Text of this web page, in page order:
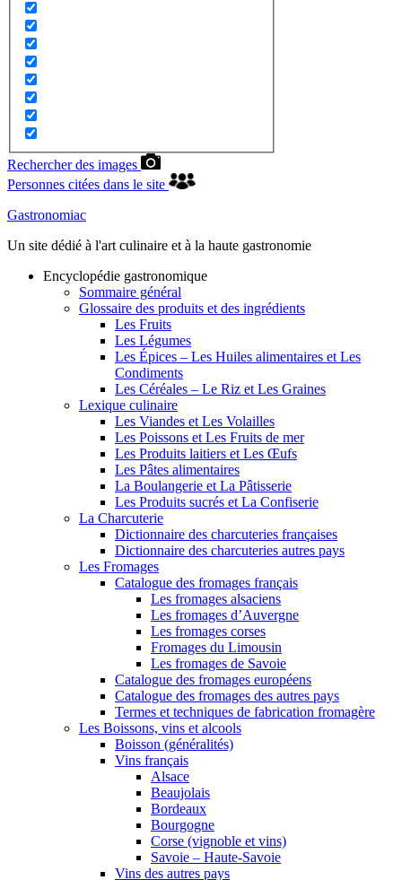
Rechercher des images
Personnes citées dans le site
Gastronomiac
Un site dédié à l'art culinaire et à la haute gastronomie
Encyclopédie gastronomique
Sommaire général
Glossaire des produits et des ingrédients
Les Fruits
Les Légumes
Les Épices – Les Huiles alimentaires et Les
Condiments
Les Céréales – Le Riz et Les Graines
Lexique culinaire
Les Viandes et Les Volailles
Les Poissons et Les Fruits de mer
Les Produits laitiers et Les Œufs
Les Pâtes alimentaires
La Boulangerie et La Pâtisserie
Les Produits sucrés et La Confiserie
La Charcuterie
Dictionnaire des charcuteries françaises
Dictionnaire des charcuteries autres pays
Les Fromages
Catalogue des fromages français
Les fromages alsaciens
Les fromages d’Auvergne
Les fromages corses
Fromages du Limousin
Les fromages de Savoie
Catalogue des fromages européens
Catalogue des fromages des autres pays
Termes et techniques de fabrication fromagère
Les Boissons, vins et alcools
Boisson (généralités)
Vins français
Alsace
Beaujolais
Bordeaux
Bourgogne
Corse (vignoble et vins)
Savoie – Haute-Savoie
Vins des autres pays